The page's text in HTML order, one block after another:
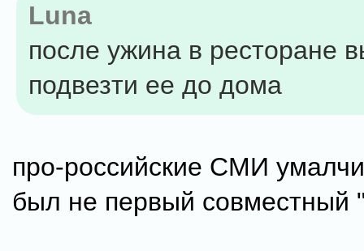
Luna
после ужина в ресторане
подвезти ее до дома
про-российские СМИ
был не первый совместный